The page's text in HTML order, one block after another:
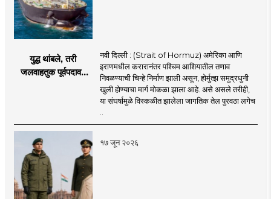
युद्ध थांबले, तरी
जलवाहतुक पूर्वपदावर
चिंता.
नवी दिल्ली : (Strait of Hormuz) अमेरिका आणि
इराणमधील करारानंतर पश्चिम आशियातील तणाव
निवळण्याची चिन्हे निर्माण झाली असून, होर्मुत्झ समुद्रधुनी
खुली होण्याचा मार्ग मोकळा झाला आहे. असे असले तरीही,
या संघर्षामुळे विस्कळीत झालेला जागतिक तेल पुरवठा लगेच
१७ जून २०२६